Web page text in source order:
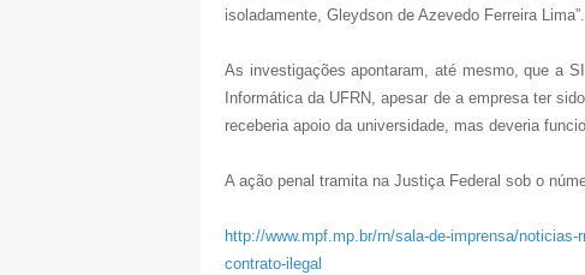
isoladamente, Gleydson de Azevedo Ferreira Lima”.
As investigações apontaram, até mesmo, que a
Informática da UFRN, apesar de a empresa ter
receberia apoio da universidade, mas deveria
A ação penal tramita na Justiça Federal sob o
http://www.mpf.mp.br/rn/sala-de-imprensa/
contrato-ilegal